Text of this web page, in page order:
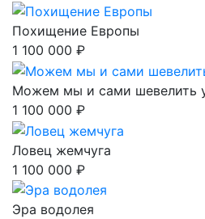
Похищение Европы
1 100 000 ₽
Можем мы и сами шевелить
1 100 000 ₽
Ловец жемчуга
1 100 000 ₽
Эра водолея